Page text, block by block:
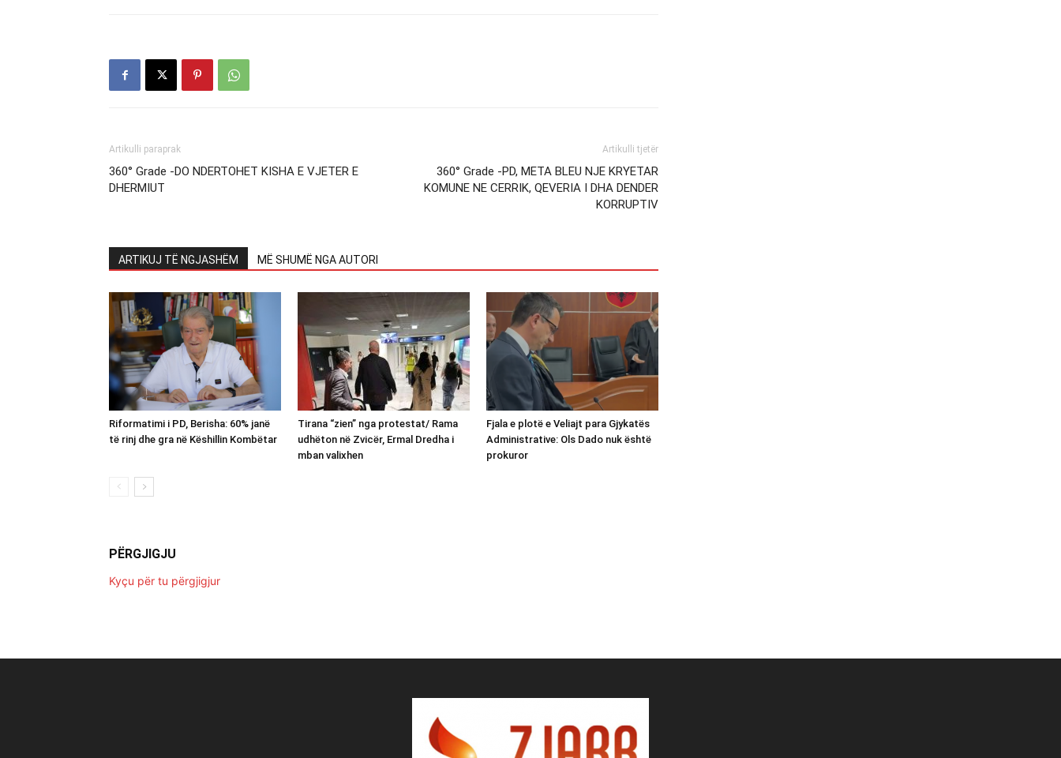
Artikulli paraprak
360° Grade -DO NDERTOHET KISHA E VJETER E
DHERMIUT
Artikulli tjetër
360° Grade -PD, META BLEU NJE KRYETAR
KOMUNE NE CERRIK, QEVERIA I DHA DENDER
KORRUPTIV
ARTIKUJ TË NGJASHËM MË SHUMË NGA AUTORI
Riformatimi i PD, Berisha: 60% janë
të rinj dhe gra në Këshillin Kombëtar
Tirana “zien” nga protestat/ Rama
udhëton në Zvicër, Ermal Dredha i
mban valixhen
Fjala e plotë e Veliajt para Gjykatës
Administrative: Ols Dado nuk është
prokuror
PËRGJIGJU
Kyçu për tu përgjigjur